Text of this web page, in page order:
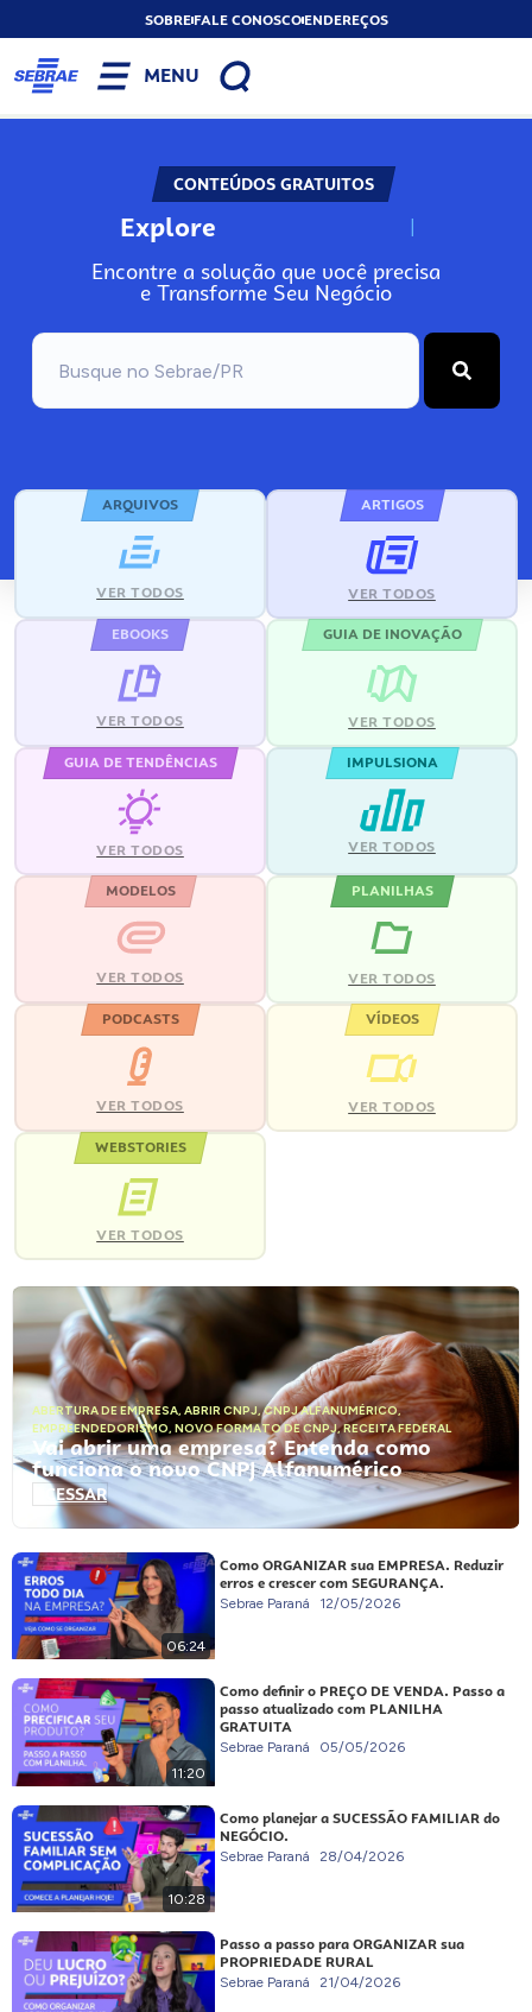
SOBREFALE CONOSCOENDEREÇOS
MENU
CONTEÚDOS GRATUITOS
Explore N
Encontre a solução que você precisa
e Transforme Seu Negócio
ARQUIVOS
VER TODOS
ARTIGOS
VER TODOS
EBOOKS
VER TODOS
GUIA DE INOVAÇÃO
VER TODOS
GUIA DE TENDÊNCIAS
VER TODOS
IMPULSIONA
VER TODOS
MODELOS
VER TODOS
PLANILHAS
VER TODOS
PODCASTS
VER TODOS
VÍDEOS
VER TODOS
WEBSTORIES
VER TODOS
ABERTURA DE EMPRESA, ABRIR CNPJ,CNPJ ALFANUMÉRICO,
EMPREENDEDORISMO, NOVO FORMATO DE CNPJ,RECEITA FEDERAL
Vai abrir uma empresa? Entenda como
funciona o novo CNPJ Alfanumérico
ACESSAR
06:24
Como ORGANIZAR sua EMPRESA. Reduzir
erros e crescer com SEGURANÇA.
Sebrae Paraná 12/05/2026
11:20
Como definir o PREÇO DE VENDA. Passo a
passo atualizado com PLANILHA
GRATUITA
Sebrae Paraná 05/05/2026
10:28
Como planejar a SUCESSÃO FAMILIAR do
NEGÓCIO.
Sebrae Paraná 28/04/2026
Passo a passo para ORGANIZAR sua
PROPRIEDADE RURAL
Sebrae Paraná 21/04/2026